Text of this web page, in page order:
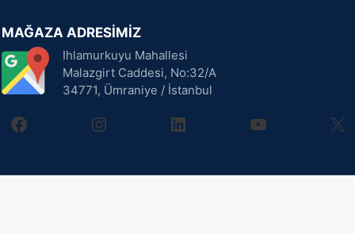
MAĞAZA ADRESİMİZ
Ihlamurkuyu Mahallesi
Malazgirt Caddesi, No:32/A
34771, Ümraniye / İstanbul
facebookinstagramlinkedin youtube X